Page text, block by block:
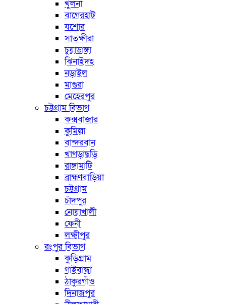
খুলনা
বাগেরহাট
যশোর
সাতক্ষীরা
চুয়াডাঙ্গা
ঝিনাইদহ
নড়াইল
মাগুরা
মেহেরপুর
চট্টগ্রাম বিভাগ
কক্সবাজার
কুমিল্লা
বান্দরবান
খাগড়াছড়ি
রাঙ্গামাটি
ব্রাহ্মণবাড়িয়া
চট্টগ্রাম
চাঁদপুর
নোয়াখালী
ফেনী
লক্ষ্মীপুর
রংপুর বিভাগ
কুড়িগ্রাম
গাইবান্ধা
ঠাকুরগাঁও
দিনাজপুর